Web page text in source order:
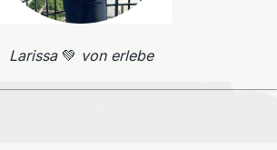
Larissa 💚 von erlebe